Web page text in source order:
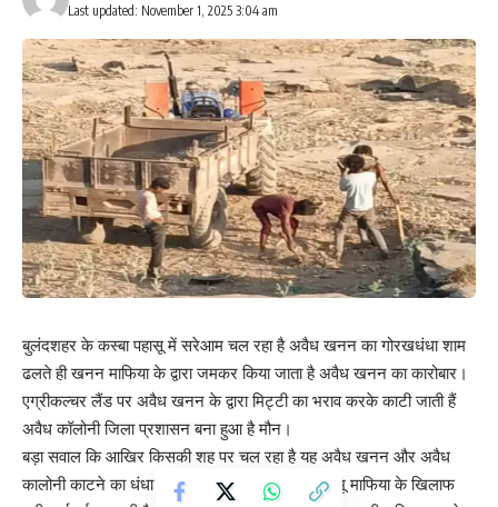
Last updated: November 1, 2025 3:04 am
बुलंदशहर के कस्बा पहासू में सरेआम चल रहा है अवैध खनन का गोरखधंधा शाम
ढलते ही खनन माफिया के द्वारा जमकर किया जाता है अवैध खनन का कारोबार।
एग्रीकल्चर लैंड पर अवैध खनन के द्वारा मिट्टी का भराव करके काटी जाती हैं
अवैध कॉलोनी जिला प्रशासन बना हुआ है मौन।
बड़ा सवाल कि आखिर किसकी शह पर चल रहा है यह अवैध खनन और अवैध
कालोनी काटने का धंधा एक तरफ उत्तर प्रदेश सरकार भू माफिया के खिलाफ